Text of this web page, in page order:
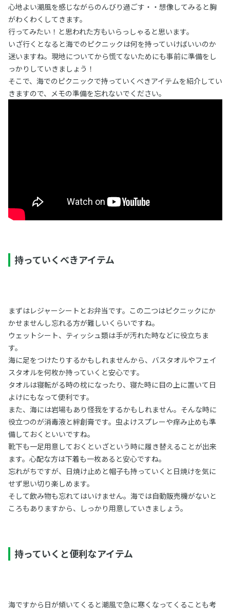
心地よい潮風を感じながらのんびり過ごす・・想像してみると胸
がわくわくしてきます。
行ってみたい！と思われた方もいらっしゃると思います。
いざ行くとなると海でのピクニックは何を持っていけばいいのか
迷いますね。現地についてから慌てないためにも事前に準備をし
っかりしていきましょう！
そこで、海でのピクニックで持っていくべきアイテムを紹介してい
きますので、メモの準備を忘れないでください。
持っていくべきアイテム
まずはレジャーシートとお弁当です。この二つはピクニックにか
かせませんし忘れる方が難しいくらいですね。
ウェットシート、ティッシュ類は手が汚れた時などに役立ちま
す。
海に足をつけたりするかもしれませんから、バスタオルやフェイ
スタオルを何枚か持っていくと安心です。
タオルは寝転がる時の枕になったり、寝た時に目の上に置いて日
よけにもなって便利です。
また、海には岩場もあり怪我をするかもしれません。そんな時に
役立つのが消毒液と絆創膏です。虫よけスプレーや痒み止めも準
備しておくといいですね。
靴下も一足用意しておくといざという時に履き替えることが出来
ます。心配な方は下着も一枚あると安心ですね。
忘れがちですが、日焼け止めと帽子も持っていくと日焼けを気に
せず思い切り楽しめます。
そして飲み物も忘れてはいけません。海では自動販売機がないと
ころもありますから、しっかり用意していきましょう。
持っていくと便利なアイテム
海ですから日が傾いてくると潮風で急に寒くなってくることも考